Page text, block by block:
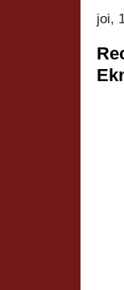
joi,